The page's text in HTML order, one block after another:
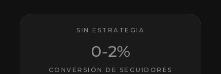
SIN ESTRATEGIA
0-2%
CONVERSIÓN DE SEGUIDORES